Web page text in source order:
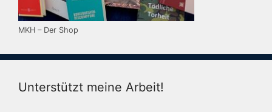
MKH – Der Shop
Unterstützt meine Arbeit!